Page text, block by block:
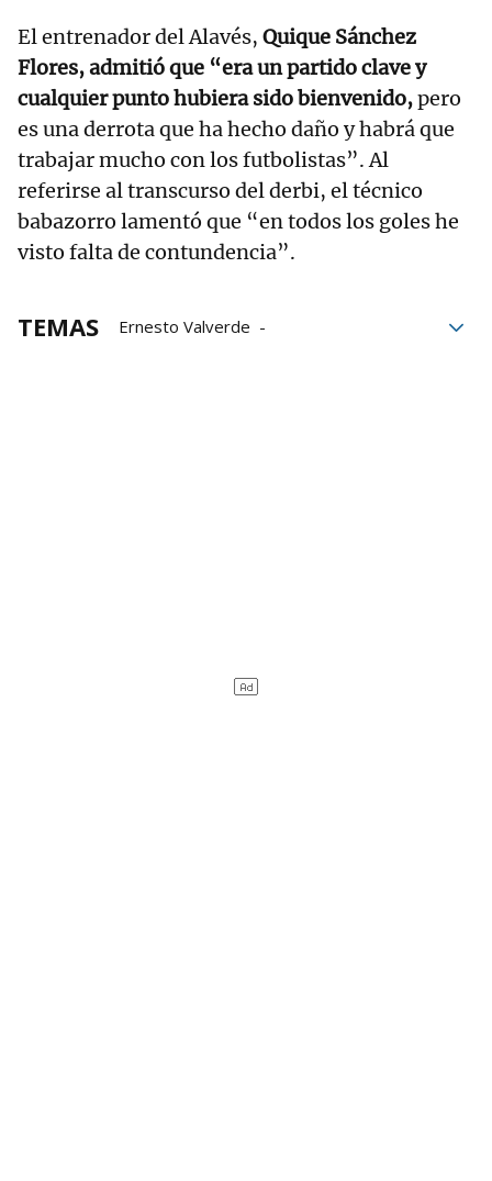
El entrenador del Alavés, Quique Sánchez
Flores, admitió que “era un partido clave y
cualquier punto hubiera sido bienvenido,pero
es una derrota que ha hecho daño y habrá que
trabajar mucho con los futbolistas”. Al
referirse al transcurso del derbi, el técnico
babazorro lamentó que “en todos los goles he
visto falta de contundencia”.
TEMAS
Ernesto Valverde